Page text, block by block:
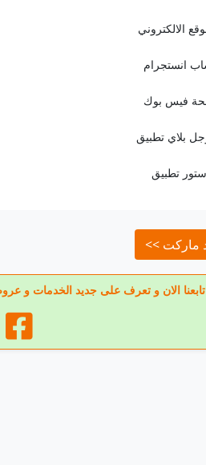
🔥 تابعنا الان و تعرف على جديد الخدمات